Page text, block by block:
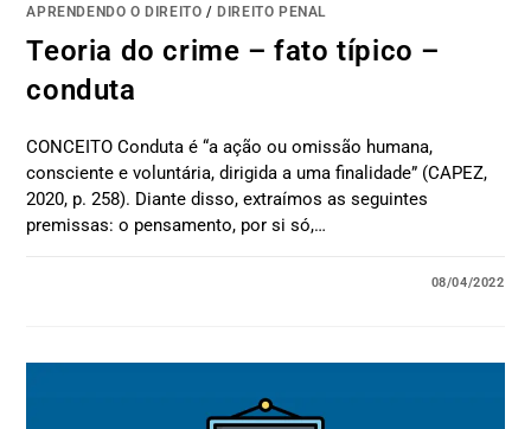
APRENDENDO O DIREITO / DIREITO PENAL
Teoria do crime – fato típico –
conduta
CONCEITO Conduta é “a ação ou omissão humana,
consciente e voluntária, dirigida a uma finalidade” (CAPEZ,
2020, p. 258). Diante disso, extraímos as seguintes
premissas: o pensamento, por si só,…
08/04/2022